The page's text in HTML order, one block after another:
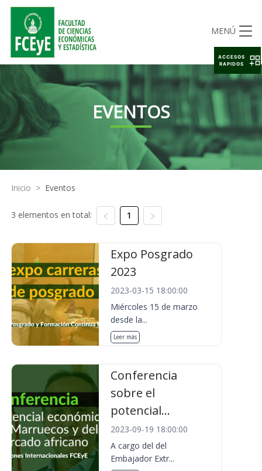
MENÚ
EVENTOS
Inicio > Eventos
3 elementos en total: 1
Expo Posgrado
2023
2023-03-15 18:00:00
Miércoles 15 de marzo
desde la...
Leer más
Conferencia
sobre el
potencial...
2023-09-19 18:00:00
A cargo del del
Embajador Extr...
ACCESOS
RAPIDOS